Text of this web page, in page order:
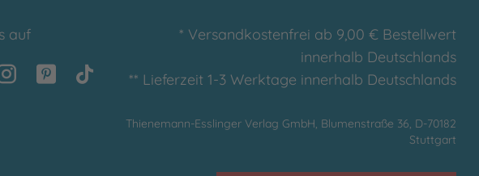
auf
* Versandkostenfrei ab 9,00 € Bestellwert
innerhalb Deutschlands
** Lieferzeit 1-3 Werktage innerhalb Deutschlands
Thienemann-Esslinger Verlag GmbH, Blumenstraße 36, D-70182
Stuttgart